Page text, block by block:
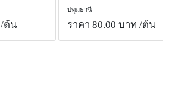
/ต้น
ปทุมธานี
ราคา 80.00 บาท /ต้น